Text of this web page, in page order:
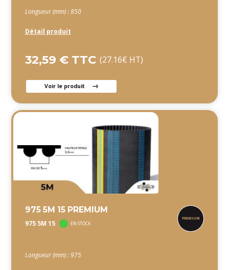
Longueur (mm) : 850
Détail produit
32,59 € TTC (27.16€ HT)
Voir le produit
975 5M 15 PREMIUM
975 5M 15 EN STOCK
Longueur (mm) : 975